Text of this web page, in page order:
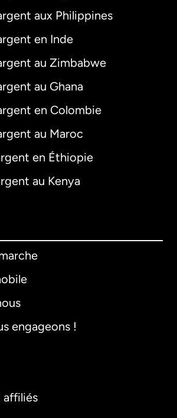
aux Philippines
en Inde
au Zimbabwe
au Ghana
en Colombie
au Maroc
en Éthiopie
au Kenya
engageons !
affiliés